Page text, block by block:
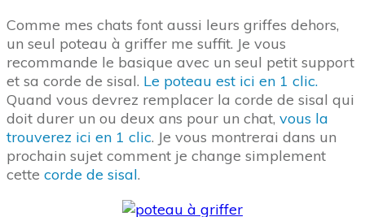
Comme mes chats font aussi leurs griffes dehors,
un seul poteau à griffer me suffit. Je vous
recommande le basique avec un seul petit support
et sa corde de sisal. Le poteau est ici en 1 clic.
Quand vous devrez remplacer la corde de sisal qui
doit durer un ou deux ans pour un chat, vous la
trouverez ici en 1 clic. Je vous montrerai dans un
prochain sujet comment je change simplement
cette corde de sisal.